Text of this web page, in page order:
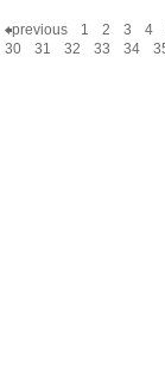
previous 1 2 3 4
30
31 32 33 34